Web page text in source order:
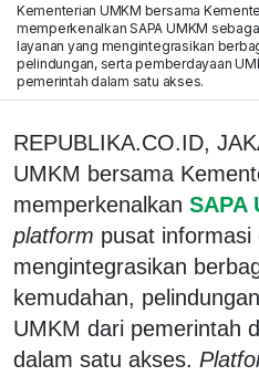
Kementerian UMKM bersama
memperkenalkan SAPA UMKM
layanan yang mengintegrasikan
pelindungan, serta pemberdayaan
pemerintah dalam satu akses.
REPUBLIKA.CO.ID,
UMKM bersama
memperkenalkan SAPA
platform pusat informasi
mengintegrasikan
kemudahan,
UMKM dari pemerintah
dalam satu akses.